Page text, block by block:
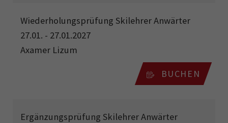
Wiederholungsprüfung Skilehrer Anwärter
27.01. - 27.01.2027
Axamer Lizum
BUCHEN
Ergänzungsprüfung Skilehrer Anwärter